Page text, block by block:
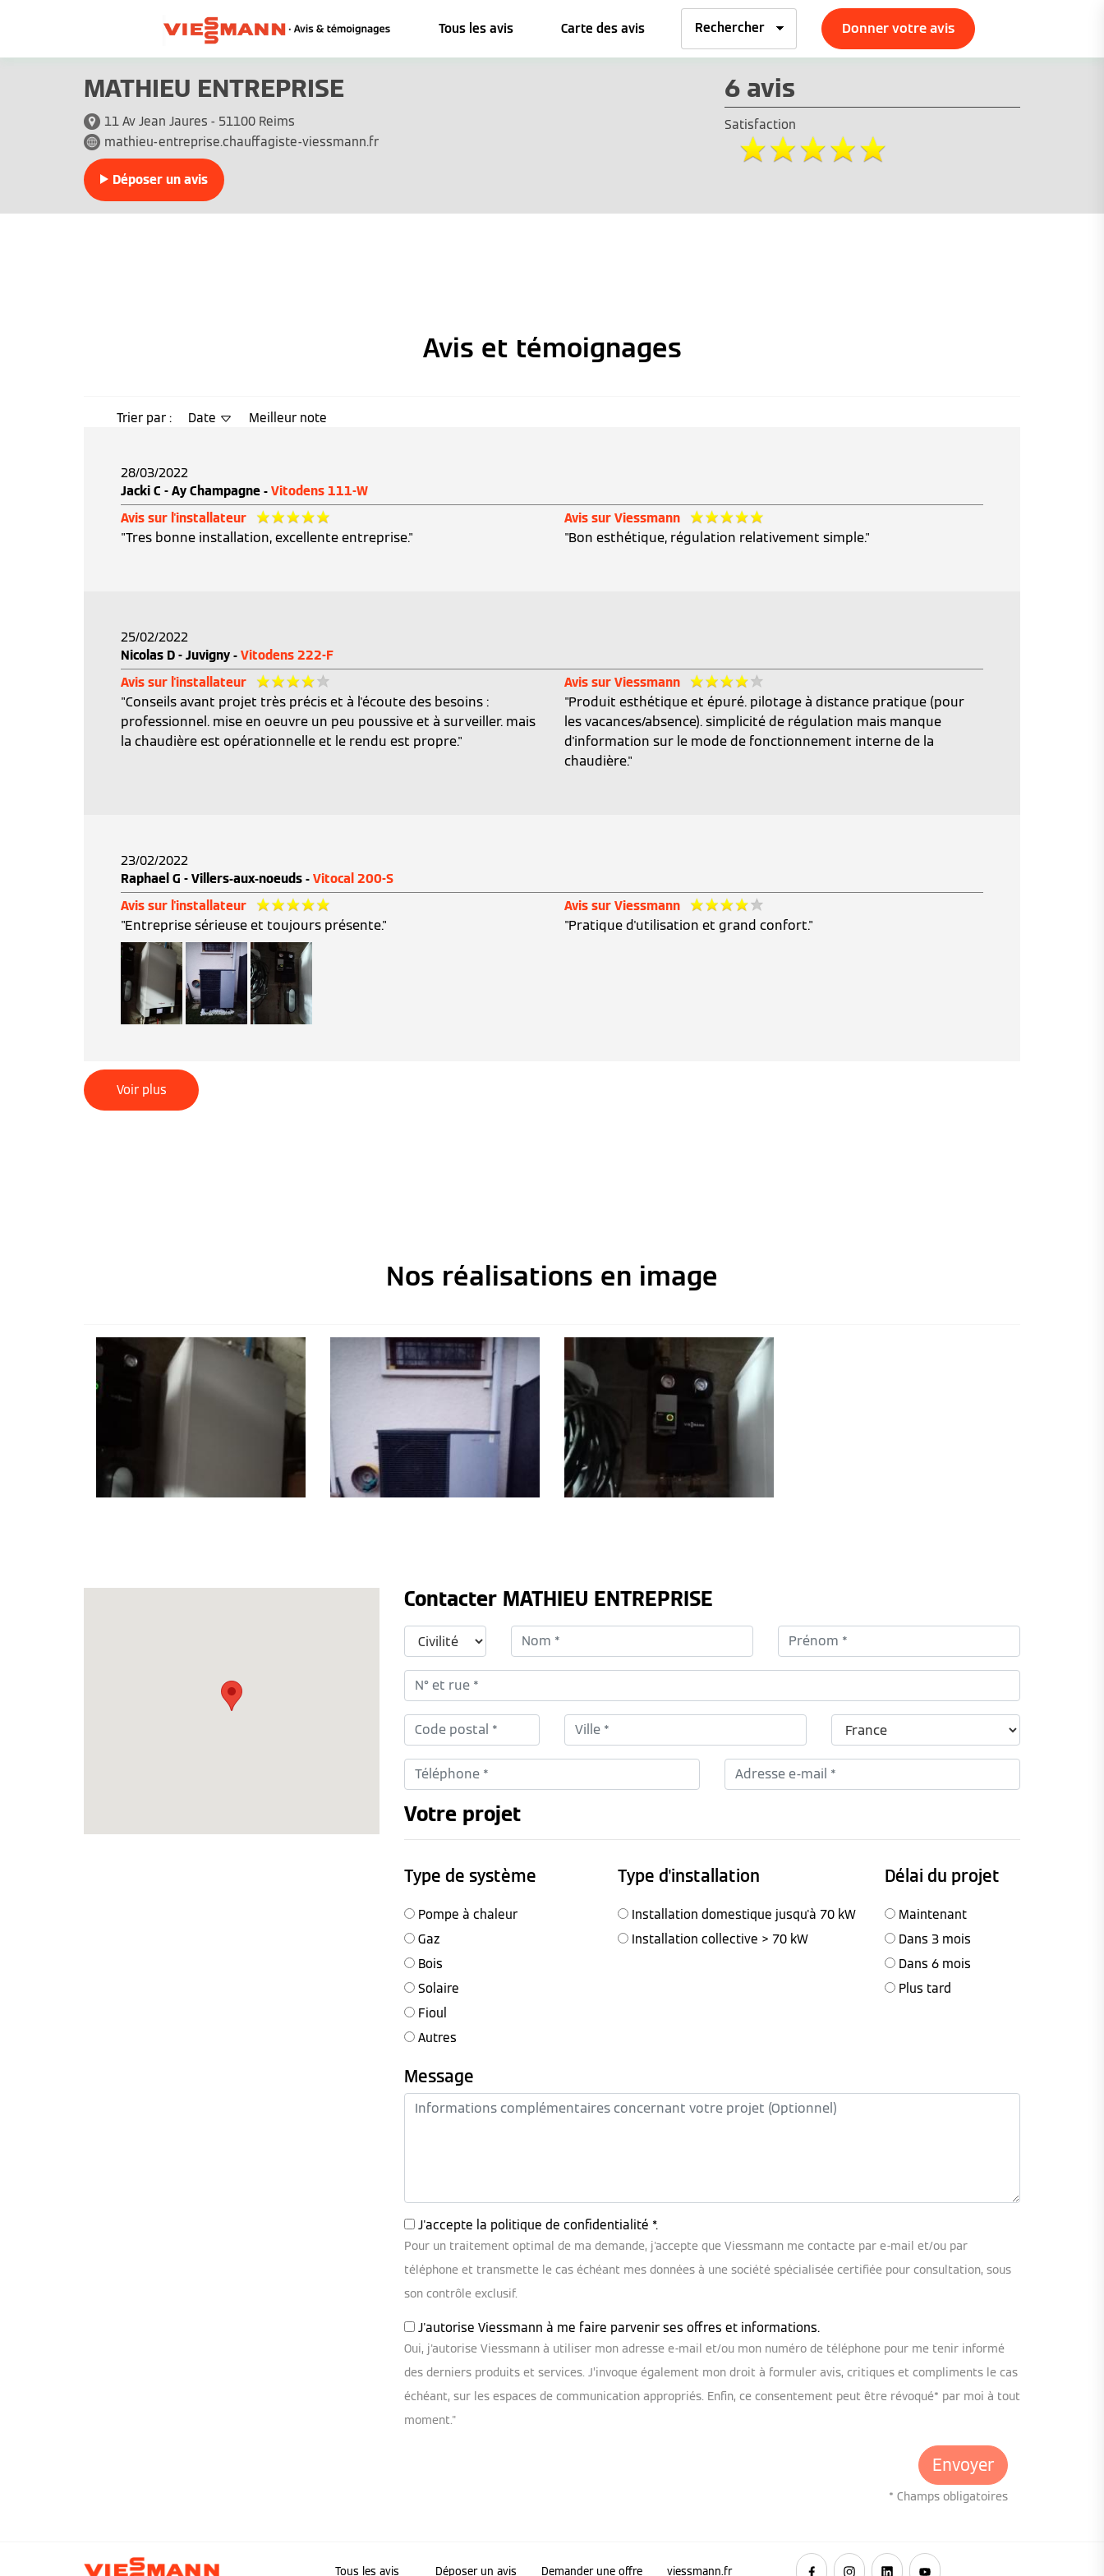
Tous les avis Carte des avis Donner votre avis
MATHIEU ENTREPRISE
11 Av Jean Jaures - 51100 Reims
mathieu-entreprise.chauffagiste-viessmann.fr
Déposer un avis
6 avis
Satisfaction
Avis et témoignages
Trier par : Date Meilleur note
28/03/2022
Jacki C - Ay Champagne - Vitodens 111-W
Avis sur l'installateur
"Tres bonne installation, excellente entreprise."
Avis sur Viessmann
"Bon esthétique, régulation relativement simple."
25/02/2022
Nicolas D - Juvigny - Vitodens 222-F
Avis sur l'installateur
"Conseils avant projet très précis et à l'écoute des besoins :
professionnel. mise en oeuvre un peu poussive et à surveiller. mais
la chaudière est opérationnelle et le rendu est propre."
Avis sur Viessmann
"Produit esthétique et épuré. pilotage à distance pratique (pour
les vacances/absence). simplicité de régulation mais manque
d'information sur le mode de fonctionnement interne de la
chaudière."
23/02/2022
Raphael G - Villers-aux-noeuds - Vitocal 200-S
Avis sur l'installateur
"Entreprise sérieuse et toujours présente."
Avis sur Viessmann
"Pratique d'utilisation et grand confort."
Voir plus
Nos réalisations en image
Contacter MATHIEU ENTREPRISE
Votre projet
Type de système Type d'installation Délai du projet
Pompe à chaleur
Gaz
Bois
Solaire
Fioul
Autres
Installation domestique jusqu'à 70 kW
Installation collective > 70 kW
Maintenant
Dans 3 mois
Dans 6 mois
Plus tard
Message
J'accepte la politique de confidentialité *.
Pour un traitement optimal de ma demande, j'accepte que Viessmann me contacte par e-mail et/ou par
téléphone et transmette le cas échéant mes données à une société spécialisée certifiée pour consultation, sous
son contrôle exclusif.
J'autorise Viessmann à me faire parvenir ses offres et informations.
Oui, j'autorise Viessmann à utiliser mon adresse e-mail et/ou mon numéro de téléphone pour me tenir informé
des derniers produits et services. J’invoque également mon droit à formuler avis, critiques et compliments le cas
échéant, sur les espaces de communication appropriés. Enfin, ce consentement peut être révoqué* par moi à tout
moment."
* Champs obligatoires
viessmann.fr
Demander une offre
Déposer un avis
Tous les avis